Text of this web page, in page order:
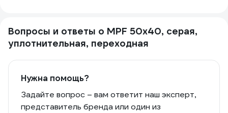
Вопросы и ответы о MPF 50x40, серая,
уплотнительная, переходная
Нужна помощь?
Задайте вопрос – вам ответит наш эксперт,
представитель бренда или один из